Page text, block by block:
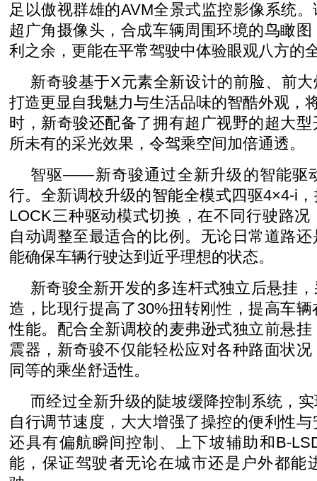
足以傲视群雄的AVM全景式监控影像系统
超广角摄像头，合成车辆周围环境的鸟瞰
利之余，更能在平常驾驶中体验眼观八方的
新奇骏基于X元素全新设计的前脸、前
打造更显自我魅力与生活品味的智酷外观，
时，新奇骏还配备了拥有超广视野的超大
所未有的采光效果，令驾乘空间加倍通透。
智驱――新奇骏通过全新升级的智能驱
行。全新调校升级的智能全模式四驱4×4-i
LOCK三种驱动模式切换，在不同行驶路
自动调整至最适合的比例。无论日常道路
能确保车辆行驶达到近乎理想的状态。
新奇骏全新开发的多连杆式独立后悬挂
造，比现行提高了30%扭转刚性，提高车
性能。配合全新调校的麦弗逊式独立前悬
震器，新奇骏不仅能轻松应对各种路面状
同等的乘坐舒适性。
而经过全新升级的陡坡缓降控制系统，
自行调节速度，大大增强了操控的便利性
还具有偏航瞬间控制、上下坡辅助和B-
能，保证驾驶者无论在城市还是户外都能